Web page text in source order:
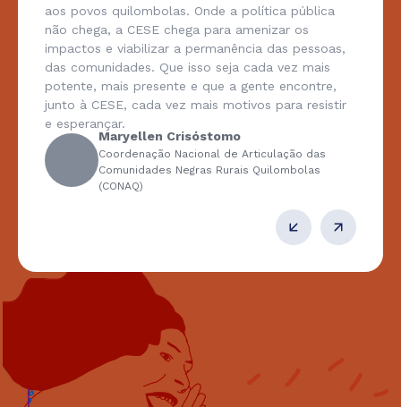
aos povos quilombolas. Onde a política pública
não chega, a CESE chega para amenizar os
impactos e viabilizar a permanência das pessoas,
das comunidades. Que isso seja cada vez mais
potente, mais presente e que a gente encontre,
junto à CESE, cada vez mais motivos para resistir
e esperançar.
Maryellen Crisóstomo
Coordenação Nacional de Articulação das
Comunidades Negras Rurais Quilombolas
(CONAQ)